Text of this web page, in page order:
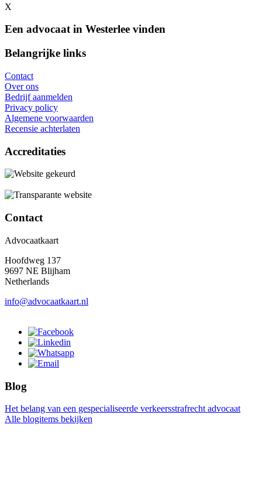
X
Een advocaat in Westerlee vinden
Belangrijke links
Contact
Over ons
Bedrijf aanmelden
Privacy policy
Algemene voorwaarden
Recensie achterlaten
Accreditaties
Contact
Advocaatkaart
Hoofdweg 137
9697 NE Blijham
Netherlands
info@advocaatkaart.nl
Blog
Het belang van een gespecialiseerde verkeersstrafrecht advocaat
Alle blogitems bekijken